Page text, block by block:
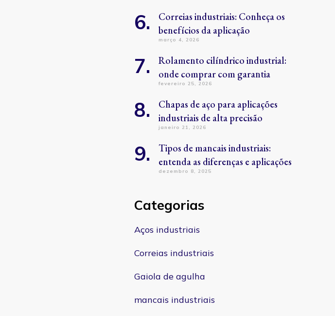
Correias industriais: Conheça os
benefícios da aplicação
março 4, 2026
Rolamento cilíndrico industrial:
onde comprar com garantia
fevereiro 25, 2026
Chapas de aço para aplicações
industriais de alta precisão
janeiro 21, 2026
Tipos de mancais industriais:
entenda as diferenças e aplicações
dezembro 8, 2025
Categorias
Aços industriais
Correias industriais
Gaiola de agulha
mancais industriais